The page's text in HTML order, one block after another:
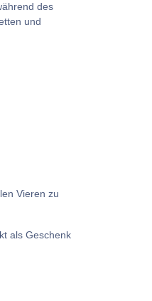
des
und
Vieren zu
als Geschenk